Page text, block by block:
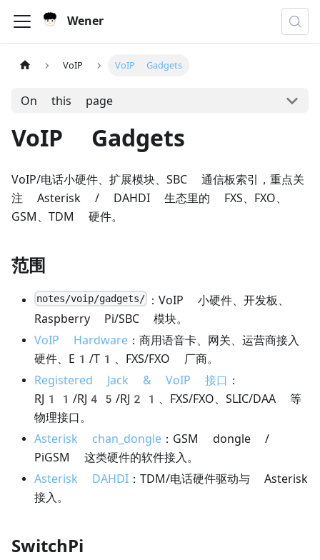
Wener
VoIP VoIP Gadgets
On this page
VoIP Gadgets
VoIP/电话小硬件、扩展模块、SBC 通信板索引，重点关
注 Asterisk / DAHDI 生态里的 FXS、FXO、
GSM、TDM 硬件。
范围
notes/voip/gadgets/
：VoIP 小硬件、开发板、
Raspberry Pi/SBC 模块。
VoIP Hardware ：商用语音卡、网关、运营商接入
硬件、E1/T1、FXS/FXO 厂商。
Registered Jack & VoIP 接口 ：
RJ11/RJ45/RJ21、FXS/FXO、SLIC/DAA 等
物理接口。
Asterisk chan_dongle ：GSM dongle /
PiGSM 这类硬件的软件接入。
Asterisk DAHDI ：TDM/电话硬件驱动与 Asterisk
接入。
SwitchPi